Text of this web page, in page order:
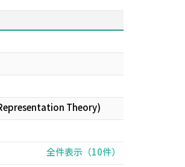
Theory)
全件表示（10件）